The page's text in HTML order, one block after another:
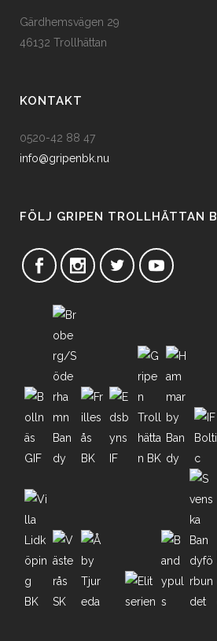
Gärdhemsvägen 29
46132 Trollhättan
KONTAKT
0520-42 88 47
info@gripenbk.nu
FÖLJ GRIPEN TROLLHÄTTAN